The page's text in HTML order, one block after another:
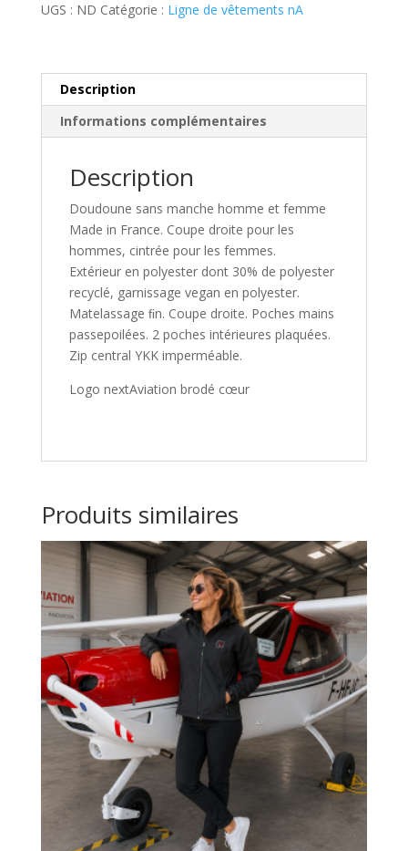
UGS : ND Catégorie : Ligne de vêtements nA
Description
Informations complémentaires
Description
Doudoune sans manche homme et femme
Made in France. Coupe droite pour les
hommes, cintrée pour les femmes.
Extérieur en polyester dont 30% de polyester
recyclé, garnissage vegan en polyester.
Matelassage ﬁn. Coupe droite. Poches mains
passepoilées. 2 poches intérieures plaquées.
Zip central YKK imperméable.
Logo nextAviation brodé cœur
Produits similaires